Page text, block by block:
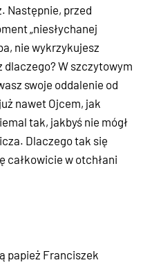
Następnie, przed
„niesłychanej
nie wykrzykujesz
W szczytowym
swoje oddalenie od
nawet Ojcem, jak
tak, jakbyś nie mógł
Dlaczego tak się
całkowicie w otchłani
papież Franciszek